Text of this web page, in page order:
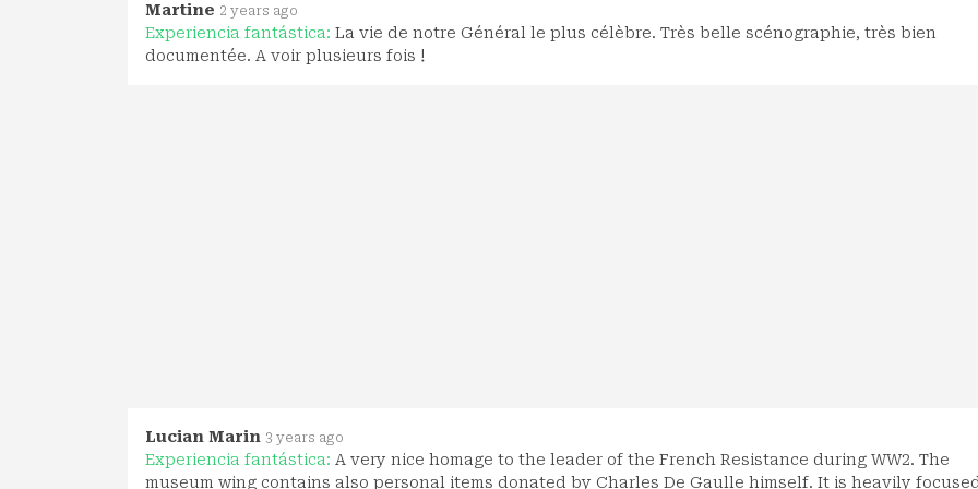
Martine 2 years ago
Experiencia fantástica: La vie de notre Général le plus célèbre. Très belle scénographie, très bien
documentée. A voir plusieurs fois !
Lucian Marin 3 years ago
Experiencia fantástica: A very nice homage to the leader of the French Resistance during WW2. The
museum wing contains also personal items donated by Charles De Gaulle himself. It is heavily